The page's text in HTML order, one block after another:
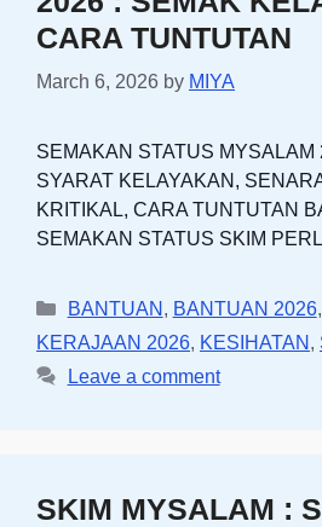
CARA TUNTUTAN
March 6, 2026 by MIYA
SEMAKAN STATUS MYSALAM
SYARAT KELAYAKAN,
KRITIKAL, CARA TUNTUTAN
SEMAKAN STATUS SKIM
Categories
BANTUAN , BANTUAN 2026,
KERAJAAN 2026, KESIHATAN ,
Leave a comment
SKIM MYSALAM :